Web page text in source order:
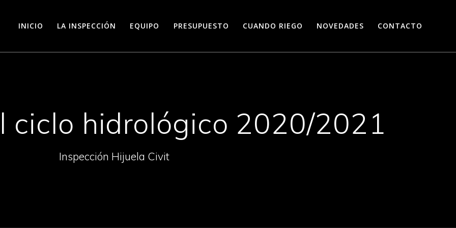
INICIO LA INSPECCIÓN EQUIPO PRESUPUESTO CUANDO RIEGO NOVEDADES CONTACTO
ciclo hidrológico 2020/2021
Inspección Hijuela Civit